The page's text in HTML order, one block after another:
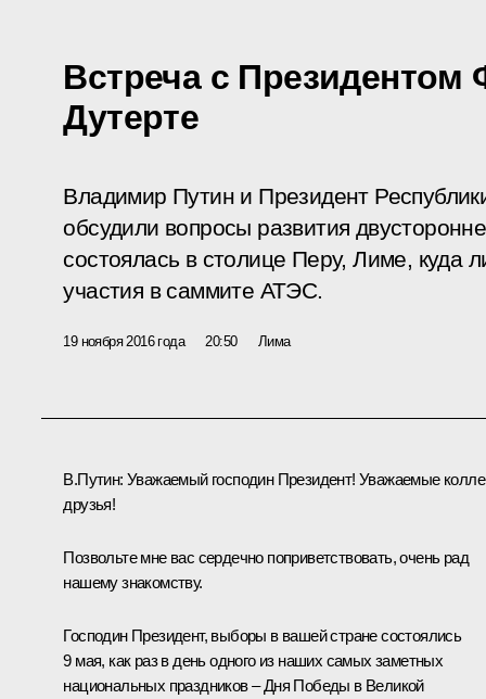
Встреча с Президентом
Дутерте
Владимир Путин и Президент
обсудили вопросы развития
состоялась в столице Перу, Лиме, куда
участия в саммите АТЭС.
19 ноября 2016 года 20:50 Лима
В.Путин: Уважаемый господин Президент! Уважаемые
друзья!
Позвольте мне вас сердечно поприветствовать, очень рад
нашему знакомству.
Господин Президент, выборы в вашей стране состоялись
9 мая, как раз в день одного из наших самых заметных
национальных праздников – Дня Победы в Великой